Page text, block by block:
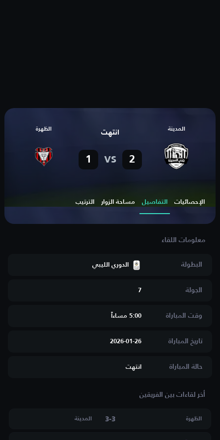
المدينة انتهت
2
vs
1
الظهرة
الإحصائيات التفاصيل مساحة الزوار الترتيب
البطولة الدوري الليبي
الجولة 7
وقت المباراة 5:00 مساءاََ
تاريخ المباراة 2026-01-26
حالة المباراة انتهت
أخر لقاءات بين الفريقين
الظهرة 3
-
3 المدينة